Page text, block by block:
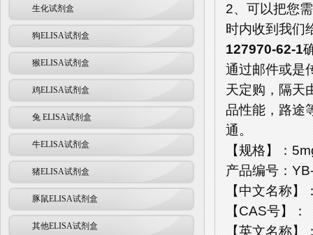
生化试剂盒
狗ELISA试剂盒
猴ELISA试剂盒
鸡ELISA试剂盒
兔 ELISA试剂盒
牛ELISA试剂盒
猪ELISA试剂盒
豚鼠ELISA试剂盒
其他ELISA试剂盒
2、可以把您
时内收到我们
127970-62-1
通过邮件或是
天定购，隔天
品性能，路途
通。
【规格】：
产品编号：
【中文名称】
【CAS号】：
【英文名称